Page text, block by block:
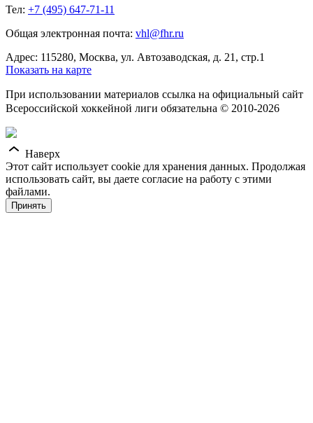
Тел: +7 (495) 647-71-11
Общая электронная почта: vhl@fhr.ru
Адрес: 115280, Москва, ул. Автозаводская, д. 21, стр.1
Показать на карте
При использовании материалов ссылка на официальный сайт
Всероссийской хоккейной лиги обязательна © 2010-2026
Наверх
Этот сайт использует cookie для хранения данных. Продолжая
использовать сайт, вы даете согласие на работу с этими
файлами.
Принять